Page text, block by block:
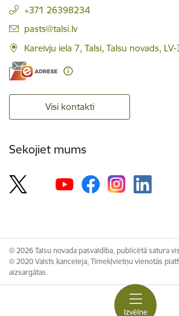
Izvēlne
+371 26398234
E-pasts:
pasts@talsi.lv
Kareivju iela 7, Talsi, Talsu novads,
Visi kontakti
Sekojiet mums
© 2026 Talsu novada pašvaldība, publicētā satura
© 2020 Valsts kanceleja, Tīmekļvietņu vienotās
aizsargātas.